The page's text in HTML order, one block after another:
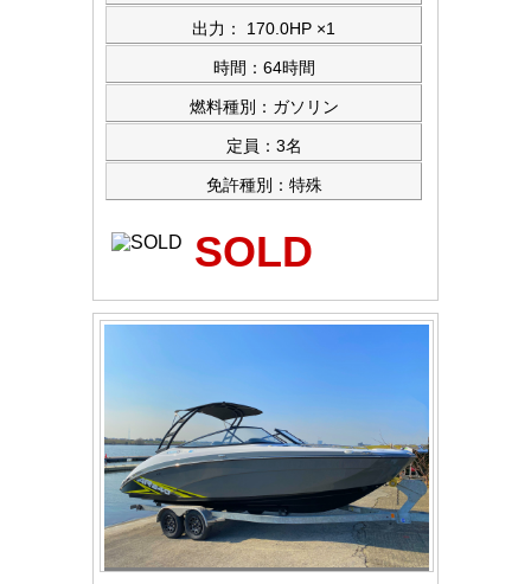
出力： 170.0HP ×1
時間：64時間
燃料種別：ガソリン
定員：3名
免許種別：特殊
SOLD